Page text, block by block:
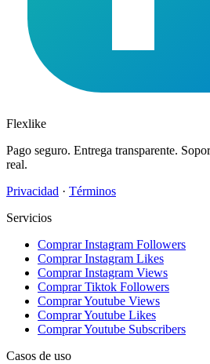
Flexlike
Pago seguro. Entrega transparente.
real.
Privacidad · Términos
Servicios
Comprar Instagram Followers
Comprar Instagram Likes
Comprar Instagram Views
Comprar Tiktok Followers
Comprar Youtube Views
Comprar Youtube Likes
Comprar Youtube Subscribers
Casos de uso